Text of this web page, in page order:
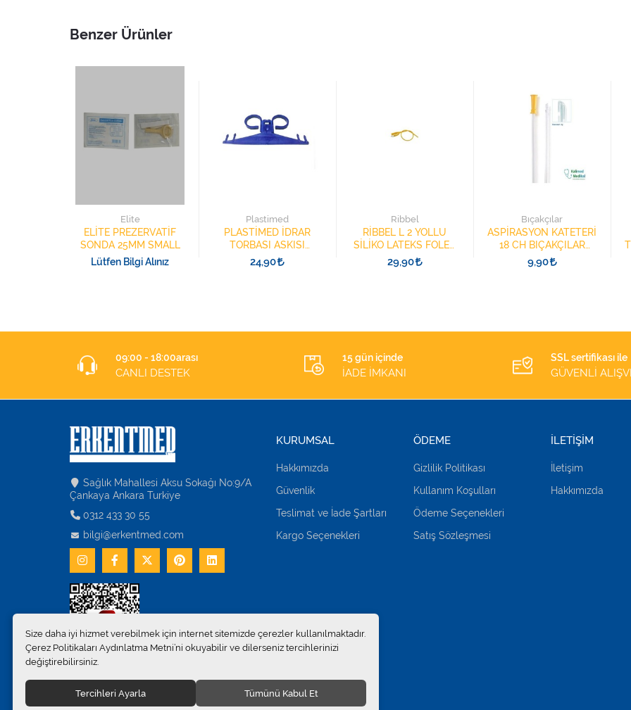
Benzer Ürünler
Elite
ELİTE PREZERVATİF
SONDA 25MM SMALL
Lütfen Bilgi Alınız
Plastimed
PLASTİMED İDRAR
TORBASI ASKISI
SERUM ASKISI
24,90
Ribbel
RİBBEL L 2 YOLLU
SİLİKO LATEKS FOLEY
KATETER 20FR 30ML
RIBBEL
29,90
Bıçakçılar
ASPİRASYON KATETERİ
18 CH BIÇAKÇILAR
KIRMIZI
9,90
09:00 - 18:00arası
CANLI DESTEK
15 gün içinde
İADE İMKANI
SSL sertifikası ile
GÜVENLİ
Sağlık Mahallesi Aksu Sokağı No:9/A
Çankaya Ankara Turkiye
0312 433 30 55
bilgi@erkentmed.com
KURUMSAL
Hakkımızda
Güvenlik
Teslimat ve İade Şartları
Kargo Seçenekleri
ÖDEME
Gizlilik Politikası
Kullanım Koşulları
Ödeme Seçenekleri
Satış Sözleşmesi
İLETİŞİM
İletişim
Hakkımızda
Size daha iyi hizmet verebilmek için internet sitemizde çerezler kullanılmaktadır.
Çerez Politikaları Aydınlatma Metni’ni okuyabilir ve dilerseniz tercihlerinizi
değiştirebilirsiniz.
Tercihleri Ayarla Tümünü Kabul Et